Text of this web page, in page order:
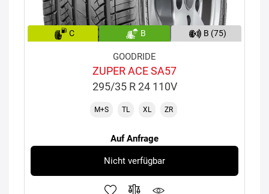
C B B (75)
GOODRIDE
ZUPER ACE SA57
295/35 R 24 110V
M+S TL XL ZR
Auf Anfrage
Nicht verfügbar